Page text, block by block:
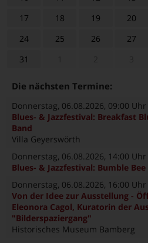
17
18 19 20
24
25 26 27
31
Die nächsten Termine:
Donnerstag, 06.08.2026, 09:00 Uhr
Blues- & Jazzfestival: Breakfast
Band
Villa Geyerswörth
Donnerstag, 06.08.2026, 14:00 Uhr
Blues- & Jazzfestival: Bumble Bee
Donnerstag, 06.08.2026, 16:00 Uhr
Von der Idee zur Ausstellung -
Eleonora Cagol, Kuratorin der
"Bilderspaziergang"
Historisches Museum Bamberg